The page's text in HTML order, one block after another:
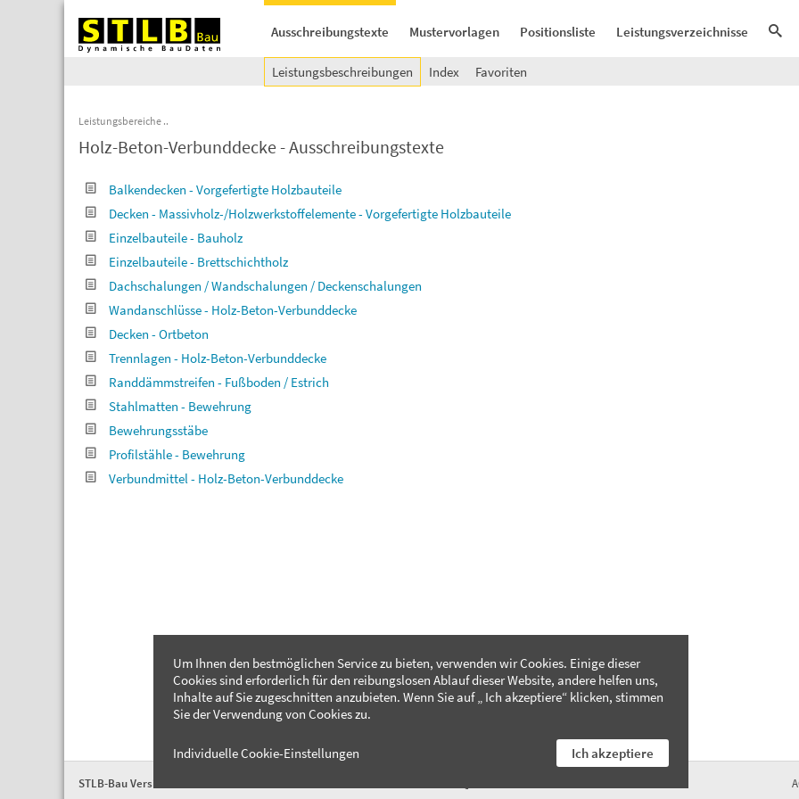
Ausschreibungstexte Mustervorlagen Positionsliste Leistungsverzeichnisse
Leistungsbeschreibungen Index Favoriten
Leistungsbereiche
Holz-Beton-Verbunddecke - Ausschreibungstexte
Balkendecken - Vorgefertigte Holzbauteile
Decken - Massivholz-/Holzwerkstoffelemente - Vorgefertigte Holzbauteile
Einzelbauteile - Bauholz
Einzelbauteile - Brettschichtholz
Dachschalungen / Wandschalungen / Deckenschalungen
Wandanschlüsse - Holz-Beton-Verbunddecke
Decken - Ortbeton
Trennlagen - Holz-Beton-Verbunddecke
Randdämmstreifen - Fußboden / Estrich
Stahlmatten - Bewehrung
Bewehrungsstäbe
Profilstähle - Bewehrung
Verbundmittel - Holz-Beton-Verbunddecke
STLB-Bau Version 2026-04
Um Ihnen den bestmöglichen Service zu bieten, verwenden wir Cookies. Einige dieser
Cookies sind erforderlich für den reibungslosen Ablauf dieser Website, andere helfen uns,
Inhalte auf Sie zugeschnitten anzubieten. Wenn Sie auf „ Ich akzeptiere“ klicken, stimmen
Sie der Verwendung von Cookies zu.
Individuelle Cookie-Einstellungen Ich akzeptiere